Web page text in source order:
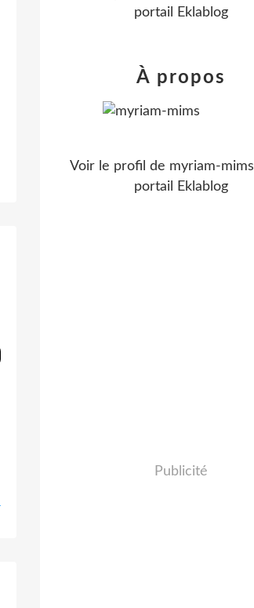
portail Eklablog
À propos
Voir le profil de myriam-mims
portail Eklablog
Publicité